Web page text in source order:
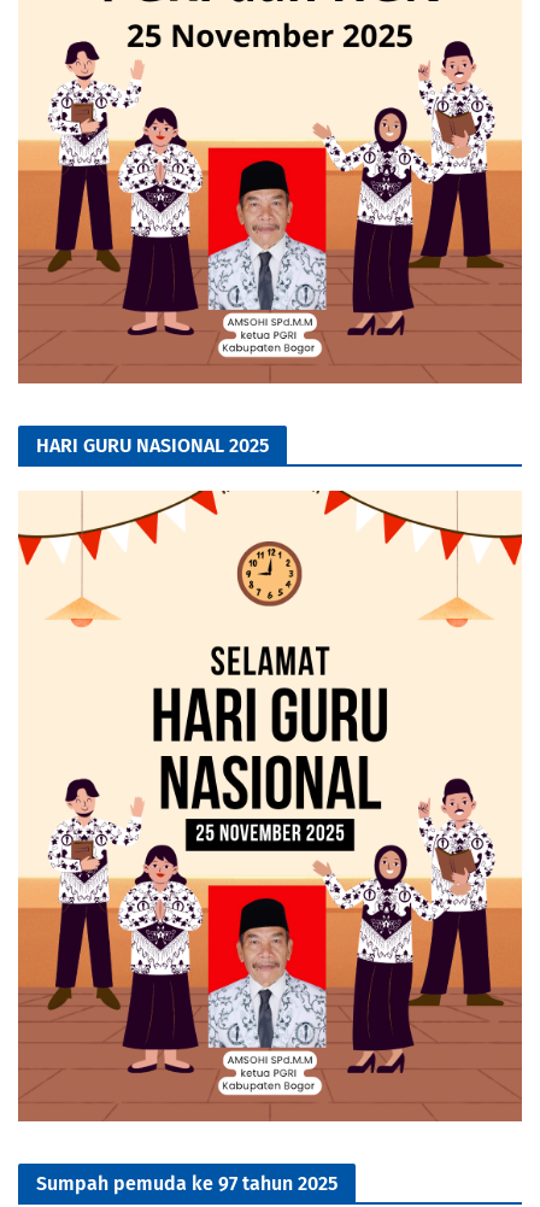
HARI GURU NASIONAL 2025
Sumpah pemuda ke 97 tahun 2025